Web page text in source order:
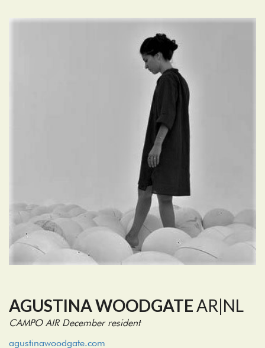
AGUSTINA WOODGATEAR|NL
CAMPO AIR December resident
agustinawoodgate.com